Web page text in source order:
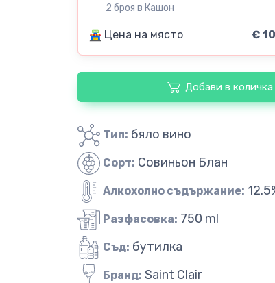
2 броя в Кашон
Цена на място €
Добави в количка
Тип: бяло вино
Сорт: Совиньон Блан
Алкохолно съдържание:
Разфасовка: 750 ml
Съд: бутилка
Бранд: Saint Clair